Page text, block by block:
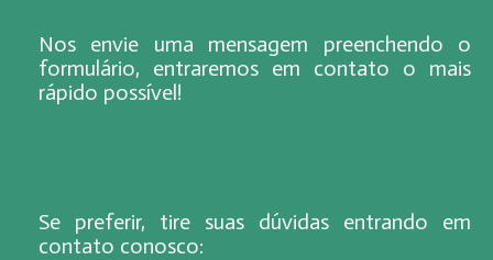
Nos envie uma mensagem preenchendo o
formulário, entraremos em contato o mais
rápido possível!
Se preferir, tire suas dúvidas entrando em
contato conosco: